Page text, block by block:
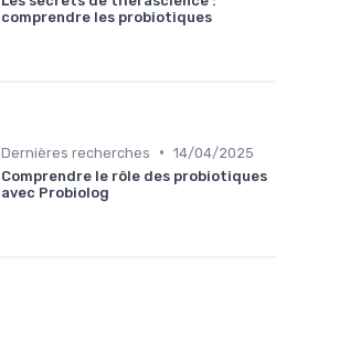
comprendre les probiotiques
Dernières recherches • 14/04/2025
Comprendre le rôle des probiotiques
avec Probiolog